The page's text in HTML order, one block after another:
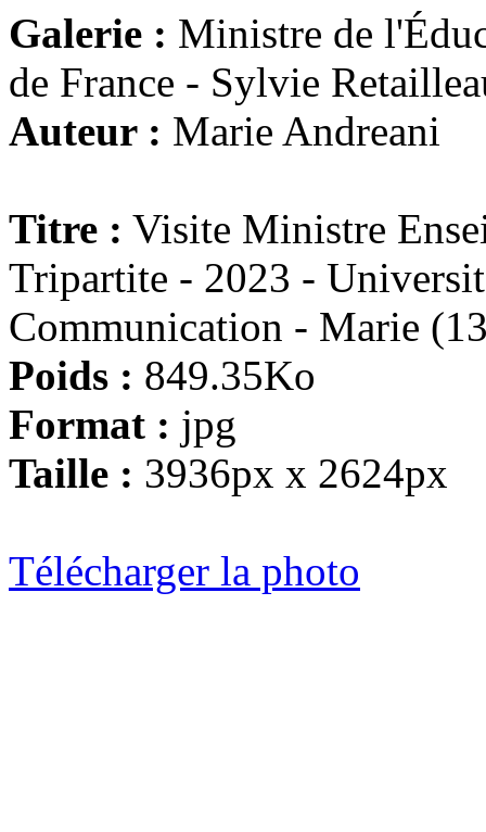
Galerie : Ministre de
de France - Sylvie
Auteur : Marie Andreani
Titre : Visite Ministre
Tripartite - 2023 -
Communication - Marie
Poids : 849.35Ko
Format : jpg
Taille : 3936px x 2624px
Télécharger la photo